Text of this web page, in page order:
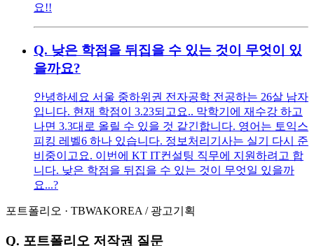
요!!
Q. 낮은 학점을 뒤집을 수 있는 것이 무엇이 있
을까요?
안녕하세요 서울 중하위권 전자공학 전공하는 26살 남자
입니다. 현재 학점이 3.23되고요.. 막학기에 재수강 하고
나면 3.3대로 올릴 수 있을 것 같긴합니다. 영어는 토익스
피킹 레벨6 하나 있습니다. 정보처리기사는 실기 다시 준
비중이고요. 이번에 KT IT컨설팅 직무에 지원하려고 합
니다. 낮은 학점을 뒤집을 수 있는 것이 무엇일 있을까
요...?
포트폴리오 · TBWAKOREA/ 광고기획
Q. 포트폴리오 저작권 질문